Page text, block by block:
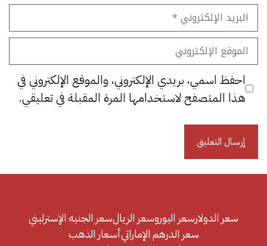
البريد
الإلكتروني
الموقع
الإلكتروني
احفظ اسمي، بريدي الإلكتروني، والموقع الإلكتروني في
هذا المتصفح لاستخدامها المرة المقبلة في تعليقي.
سعر الدولارسعر اليوروسعر الريالسعر الجنيه الإسترليني
سعر الدرهم الإماراتيأسعار الذهب